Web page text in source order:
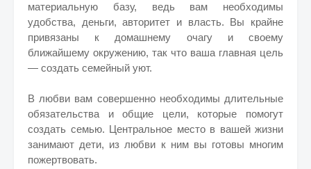
материальную базу, ведь вам необходимы
удобства, деньги, авторитет и власть. Вы крайне
привязаны к домашнему очагу и своему
ближайшему окружению, так что ваша главная цель
— создать семейный уют.
В любви вам совершенно необходимы длительные
обязательства и общие цели, которые помогут
создать семью. Центральное место в вашей жизни
занимают дети, из любви к ним вы готовы многим
пожертвовать.